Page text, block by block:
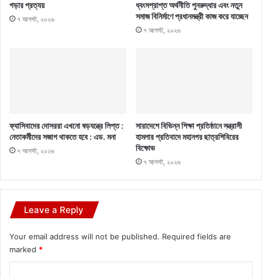
গড়ার প্রত্যয়
৭ আগস্ট, ২০২৬
ধ্বংসপ্রাপ্ত অর্থনীতি পুনরুদ্ধার এবং নতুন
সমাজ বিনির্মাণে প্রধানমন্ত্রী কাজ করে যাচ্ছেন
৭ আগস্ট, ২০২৬
ফ্যাসিবাদের দোসররা এখনো ষড়যন্ত্রে লিপ্ত :
নেতাকর্মীদের সজাগ থাকতে হবে : এড. মনা
৭ আগস্ট, ২০২৬
সারাদেশে বিভিন্ন শিক্ষা প্রতিষ্ঠানে সন্ত্রাসী
হামলার প্রতিবাদে মহানগর ছাত্রশিবিরের
বিক্ষোভ
৭ আগস্ট, ২০২৬
Leave a Reply
Your email address will not be published. Required fields are
marked *